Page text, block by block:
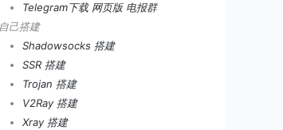
Telegram下载 网页版 电报群
自己搭建
Shadowsocks 搭建
SSR 搭建
Trojan 搭建
V2Ray 搭建
Xray 搭建